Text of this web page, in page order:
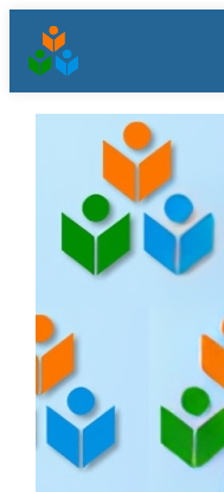
შიგთავსზე
გადასვლა